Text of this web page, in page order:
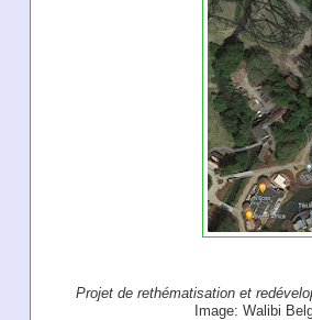
Projet de rethématisation et
Image: Walibi